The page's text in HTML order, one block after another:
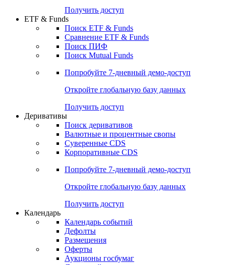
Получить доступ
ETF & Funds
Поиск ETF & Funds
Сравнение ETF & Funds
Поиск ПИФ
Поиск Mutual Funds
Попробуйте 7-дневный демо-доступ
Откройте глобальную базу данных
Получить доступ
Деривативы
Поиск деривативов
Валютные и процентные свопы
Суверенные CDS
Корпоративные CDS
Попробуйте 7-дневный демо-доступ
Откройте глобальную базу данных
Получить доступ
Календарь
Календарь событий
Дефолты
Размещения
Оферты
Аукционы госбумаг